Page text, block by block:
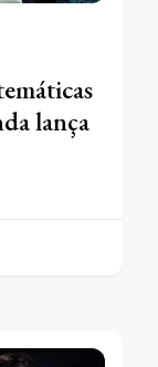
lança